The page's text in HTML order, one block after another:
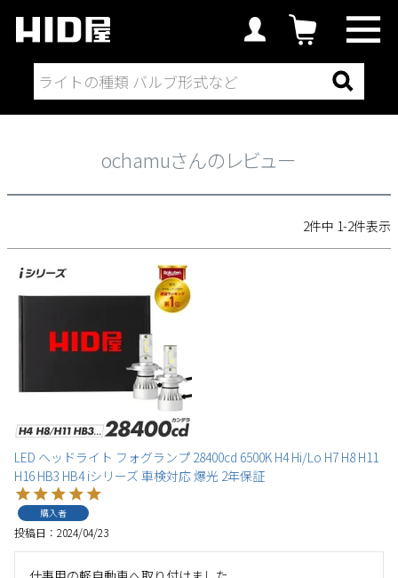
ochamuさんのレビュー
2件中 1-2件表示
LED ヘッドライト フォグランプ 28400cd 6500K H4 Hi/Lo H7 H8 H11
H16 HB3 HB4 iシリーズ 車検対応 爆光 2年保証
購入者
投稿日 2024/04/23